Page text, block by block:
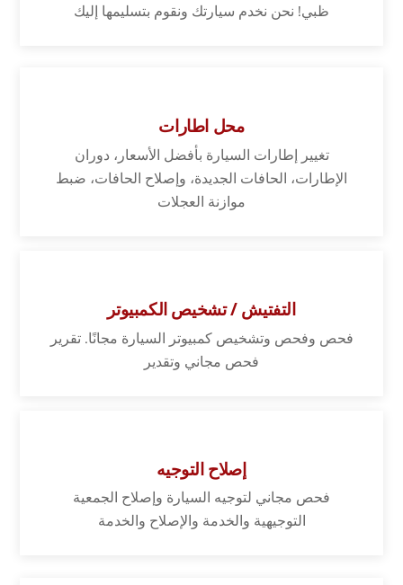
ظبي! نحن نخدم سيارتك ونقوم بتسليمها إليك
محل اطارات
تغيير إطارات السيارة بأفضل الأسعار، دوران
الإطارات، الحافات الجديدة، وإصلاح الحافات، ضبط
موازنة العجلات
التفتيش / تشخيص الكمبيوتر
فحص وفحص وتشخيص كمبيوتر السيارة مجانًا. تقرير
فحص مجاني وتقدير
إصلاح التوجيه
فحص مجاني لتوجيه السيارة وإصلاح الجمعية
التوجيهية والخدمة والإصلاح والخدمة